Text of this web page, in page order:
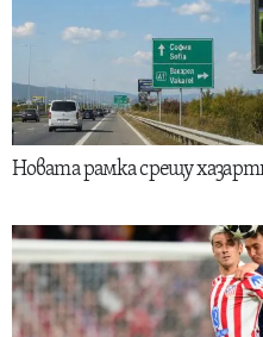
Новата рамка срещу